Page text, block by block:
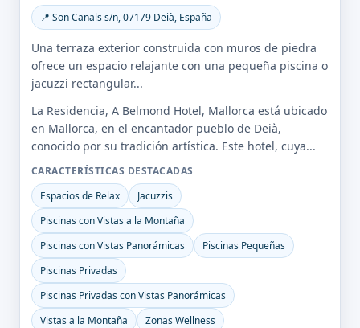
📍 Son Canals s/n, 07179 Deià, España
Una terraza exterior construida con muros de piedra
ofrece un espacio relajante con una pequeña piscina o
jacuzzi rectangular...
La Residencia, A Belmond Hotel, Mallorca está ubicado
en Mallorca, en el encantador pueblo de Deià,
conocido por su tradición artística. Este hotel, cuya...
CARACTERÍSTICAS DESTACADAS
Espacios de Relax
Jacuzzis
Piscinas con Vistas a la Montaña
Piscinas con Vistas Panorámicas
Piscinas Pequeñas
Piscinas Privadas
Piscinas Privadas con Vistas Panorámicas
Vistas a la Montaña
Zonas Wellness